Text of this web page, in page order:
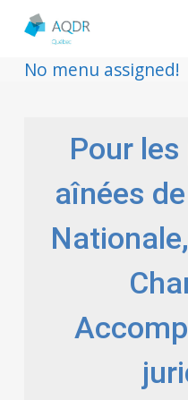
No menu assigned!
Pour
aînées